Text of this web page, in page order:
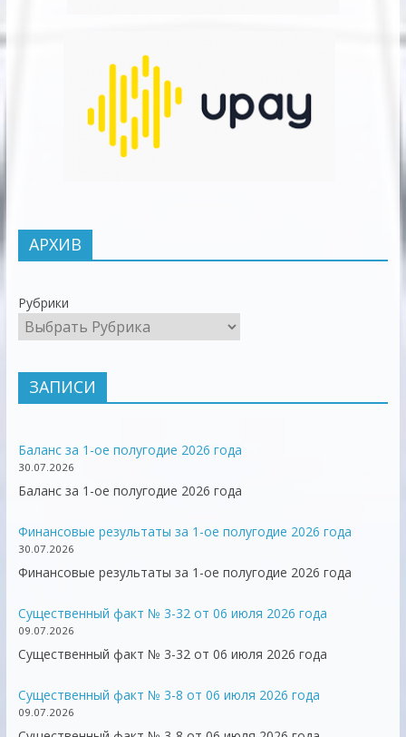
АРХИВ
Рубрики
ЗАПИСИ
Баланс за 1-ое полугодие 2026 года
30.07.2026
Баланс за 1-ое полугодие 2026 года
Финансовые результаты за 1-ое полугодие 2026 года
30.07.2026
Финансовые результаты за 1-ое полугодие 2026 года
Существенный факт № 3-32 от 06 июля 2026 года
09.07.2026
Существенный факт № 3-32 от 06 июля 2026 года
Существенный факт № 3-8 от 06 июля 2026 года
09.07.2026